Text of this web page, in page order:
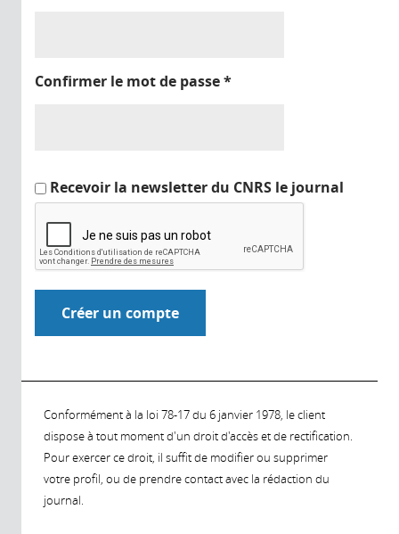
Confirmer le mot de passe*
Recevoir la newsletter du CNRS le journal
Conformément à la loi 78-17 du 6 janvier 1978, le client
dispose à tout moment d'un droit d'accès et de rectification.
Pour exercer ce droit, il suffit de modifier ou supprimer
votre profil, ou de prendre contact avec la rédaction du
journal.